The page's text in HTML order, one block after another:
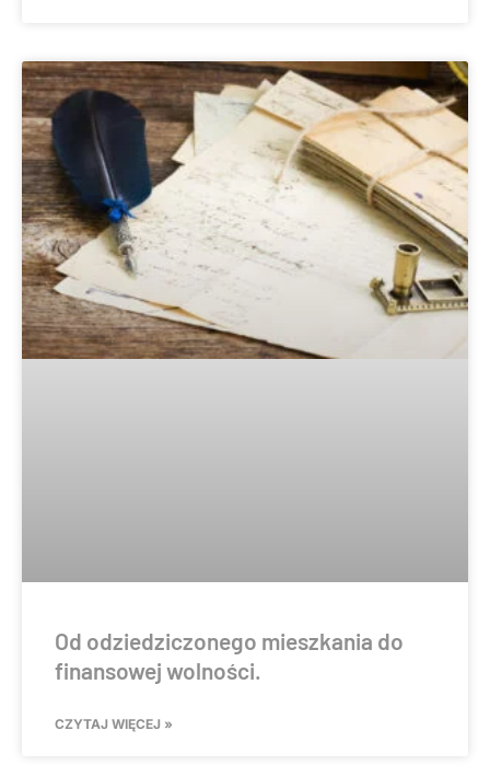
Od odziedziczonego mieszkania do
finansowej wolności.
CZYTAJ WIĘCEJ »